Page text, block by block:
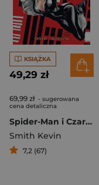
KSIĄŻKA
49,29 zł
69,99 zł - sugerowana
cena detaliczna
Spider-Man i Czarna Kotka Zło które ludzie czynią
Smith Kevin
7,2 (67)